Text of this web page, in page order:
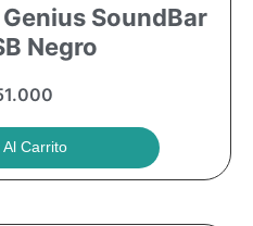
SoundBar
Negro
Al Carrito